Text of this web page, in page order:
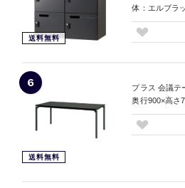
送料無料
体：エルブラ
6
送料無料
プラス 会議テ
奥行900×高さ